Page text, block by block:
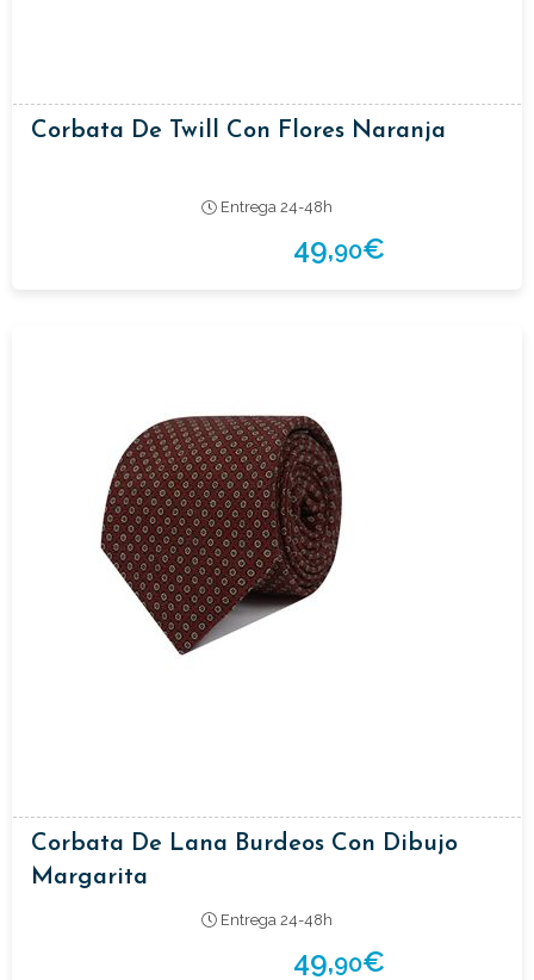
Corbata De Twill Con Flores Naranja
Entrega 24-48h
49,90€
Corbata De Lana Burdeos Con Dibujo
Margarita
Entrega 24-48h
49,90€